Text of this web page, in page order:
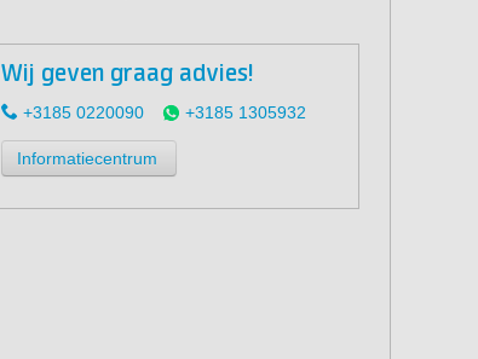
Wij geven graag advies!
+3185 0220090 +3185 1305932
Informatiecentrum